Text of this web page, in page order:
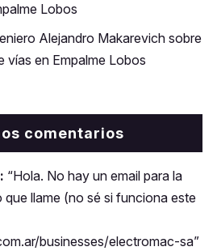
Lobos
Alejandro Makarevich sobre
vías en Empalme Lobos
comentarios
“Hola. No hay un email para la
llame (no sé si funciona este
businesses/electromac-sa”